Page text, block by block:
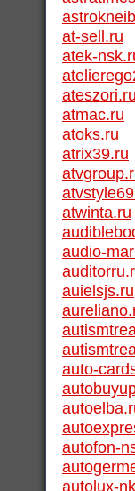
at-sell.ru
atek-
ateszori.ru
atmac.ru
atoks.ru
atrix39.ru
atwinta.ru
audio-
auielsjs.ru
auto-
autofon-
autolux-